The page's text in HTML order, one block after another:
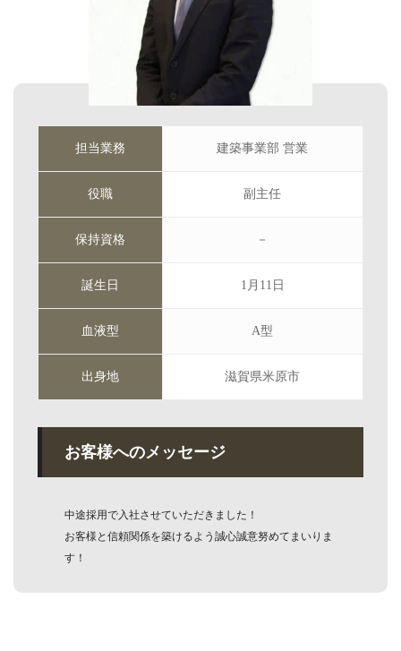
担当業務 建築事業部 営業
役職 副主任
保持資格 －
誕生日 1月11日
血液型 A型
出身地 滋賀県米原市
お客様へのメッセージ
中途採用で入社させていただきました！
お客様と信頼関係を築けるよう誠心誠意努めてまいりま
す！